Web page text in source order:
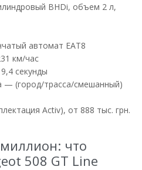
BHDi, объем 2 л,
автомат EAT8
км/час
секунды
— (город/трасса/смешанный)
Activ), от 888 тыс. грн.
что
508 GT Line